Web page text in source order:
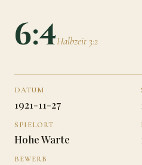
6:4Halbzeit 3:2
DATUM
1921-11-27
SPIELORT
Hohe Warte
BEWERB